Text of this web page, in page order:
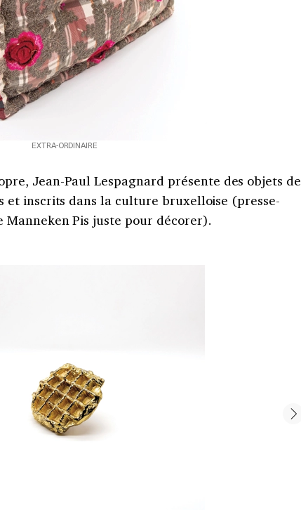
EXTRA-ORDINAIRE
Jean-Paul Lespagnard présente des objets de
et inscrits dans la culture bruxelloise (presse-
Pis juste pour décorer).